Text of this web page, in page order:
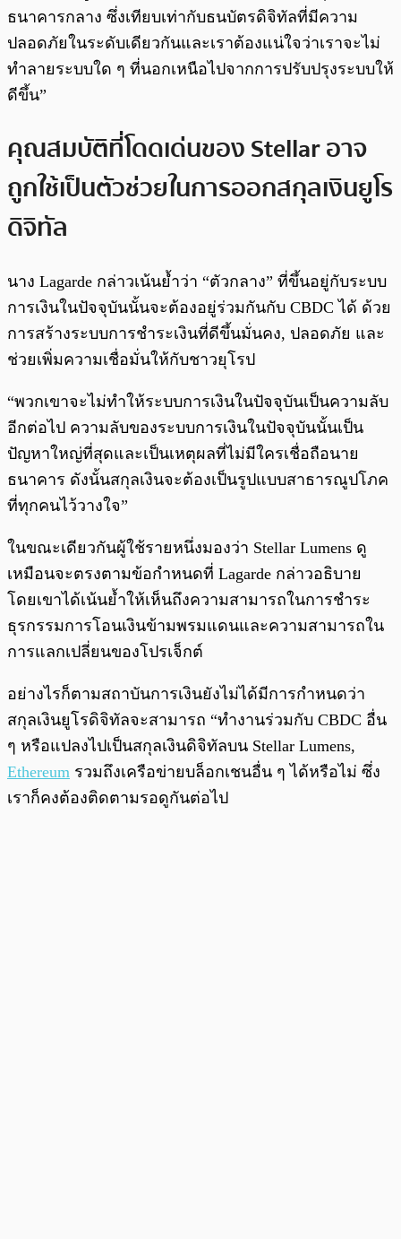
ธนาคารกลาง ซึ่งเทียบเท่ากับธนบัตรดิจิทัลที่มีความ
ปลอดภัยในระดับเดียวกันและเราต้องแน่ใจว่าเราจะไม่
ทำลายระบบใด ๆ ที่นอกเหนือไปจากการปรับปรุงระบบให้
ดีขึ้น”
คุณสมบัติที่โดดเด่นของ Stellar อาจ
ถูกใช้เป็นตัวช่วยในการออกสกุลเงินยูโร
ดิจิทัล
นาง Lagarde กล่าวเน้นย้ำว่า “ตัวกลาง” ที่ขึ้นอยู่กับระบบ
การเงินในปัจจุบันนั้นจะต้องอยู่ร่วมกันกับ CBDC ได้ ด้วย
การสร้างระบบการชำระเงินที่ดีขึ้นมั่นคง, ปลอดภัย และ
ช่วยเพิ่มความเชื่อมั่นให้กับชาวยุโรป
“พวกเขาจะไม่ทำให้ระบบการเงินในปัจจุบันเป็นความลับ
อีกต่อไป ความลับของระบบการเงินในปัจจุบันนั้นเป็น
ปัญหาใหญ่ที่สุดและเป็นเหตุผลที่ไม่มีใครเชื่อถือนาย
ธนาคาร ดังนั้นสกุลเงินจะต้องเป็นรูปแบบสาธารณูปโภค
ที่ทุกคนไว้วางใจ”
ในขณะเดียวกันผู้ใช้รายหนึ่งมองว่า Stellar Lumens ดู
เหมือนจะตรงตามข้อกำหนดที่ Lagarde กล่าวอธิบาย
โดยเขาได้เน้นย้ำให้เห็นถึงความสามารถในการชำระ
ธุรกรรมการโอนเงินข้ามพรมแดนและความสามารถใน
การแลกเปลี่ยนของโปรเจ็กต์
อย่างไรก็ตามสถาบันการเงินยังไม่ได้มีการกำหนดว่า
สกุลเงินยูโรดิจิทัลจะสามารถ “ทำงานร่วมกับ CBDC อื่น
ๆ หรือแปลงไปเป็นสกุลเงินดิจิทัลบน Stellar Lumens,
Ethereum รวมถึงเครือข่ายบล็อกเชนอื่น ๆ ได้หรือไม่ ซึ่ง
เราก็คงต้องติดตามรอดูกันต่อไป